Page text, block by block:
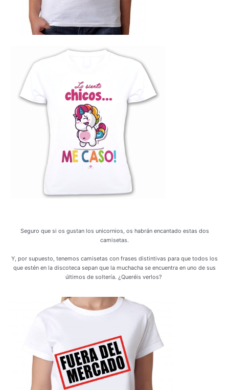
Seguro que si os gustan los unicornios, os habrán encantado estas dos
camisetas.
Y, por supuesto, tenemos camisetas con frases distintivas para que todos los
que estén en la discoteca sepan que la muchacha se encuentra en uno de sus
últimos de soltería. ¿Queréis verlos?